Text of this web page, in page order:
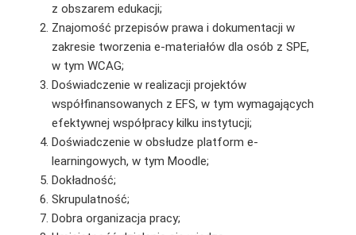
z obszarem edukacji;
Znajomość przepisów prawa i dokumentacji w
zakresie tworzenia e-materiałów dla osób z SPE,
w tym WCAG;
Doświadczenie w realizacji projektów
współfinansowanych z EFS, w tym wymagających
efektywnej współpracy kilku instytucji;
Doświadczenie w obsłudze platform e-
learningowych, w tym Moodle;
Dokładność;
Skrupulatność;
Dobra organizacja pracy;